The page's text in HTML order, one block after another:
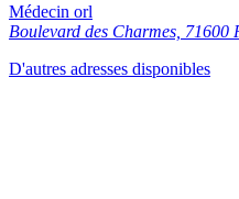
Médecin orl
Boulevard des Charmes, 71600
D'autres adresses disponibles